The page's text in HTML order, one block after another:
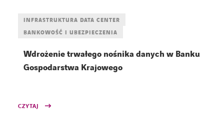
INFRASTRUKTURA DATA CENTER
BANKOWOŚĆ I UBEZPIECZENIA
Wdrożenie trwałego nośnika danych w Banku
Gospodarstwa Krajowego
CZYTAJ